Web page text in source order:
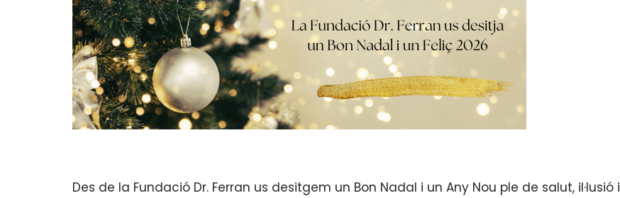
Des de la Fundació Dr. Ferran us desitgem un Bon Nadal i un Any Nou ple de salut, il·lusió i